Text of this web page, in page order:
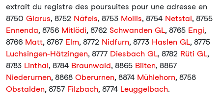
extrait du registre des poursuites pour une adresse en
8750 Glarus, 8752 Näfels, 8753 Mollis, 8754 Netstal, 8755
Ennenda, 8756 Mitlödi, 8762 Schwanden GL, 8765 Engi,
8766 Matt, 8767 Elm, 8772 Nidfurn, 8773 Haslen GL, 8775
Luchsingen-Hätzingen, 8777 Diesbach GL, 8782 Rüti GL,
8783 Linthal, 8784 Braunwald, 8865 Bilten, 8867
Niederurnen, 8868 Oberurnen, 8874 Mühlehorn, 8758
Obstalden, 8757 Filzbach, 8774 Leuggelbach.